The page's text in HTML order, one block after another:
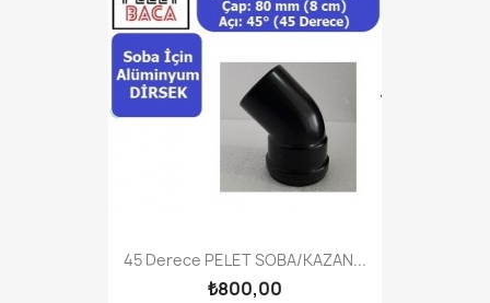
45 Derece PELET SOBA/KAZAN...
₺800,00